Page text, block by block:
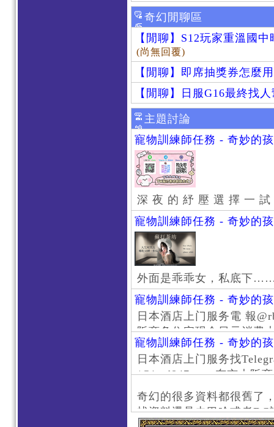
奇幻閒聊區
【閒聊】S12玩家重溫國
(尚無回覆)
【閒聊】即席抽獎券怎麼
【閒聊】日服G16最終找
主題討論
寵物訓練師任務 - 奇妙的
深 夜 的 紓 壓 選 擇 一
寵物訓練師任務 - 奇妙的
外面是乖乖女，私底下
寵物訓練師任務 - 奇妙的
日本酒店上门服务電 報
阪商务住宅现金日元消费
京风俗 #大阪风俗 #东京
上门服务新宿风俗 #梅田
#日本萝莉 #大阪萝莉 #日
寵物訓練師任務 - 奇妙的
日本酒店上门服务找
/@jptd847utpp 东京大阪
京旅游 #大阪旅游 #东京
东京上门服务 #大阪上门
心斋桥风俗 #日本女孩 #
奇幻的很多資料都很舊了
找資料還是去巴哈或者